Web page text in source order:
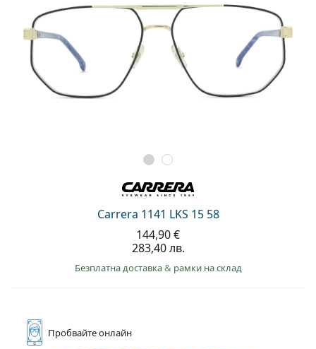
Carrera 1141 LKS 15 58
144,90 €
283,40 лв.
Безплатна доставка& рамки на склад
Пробвайтеонлайн